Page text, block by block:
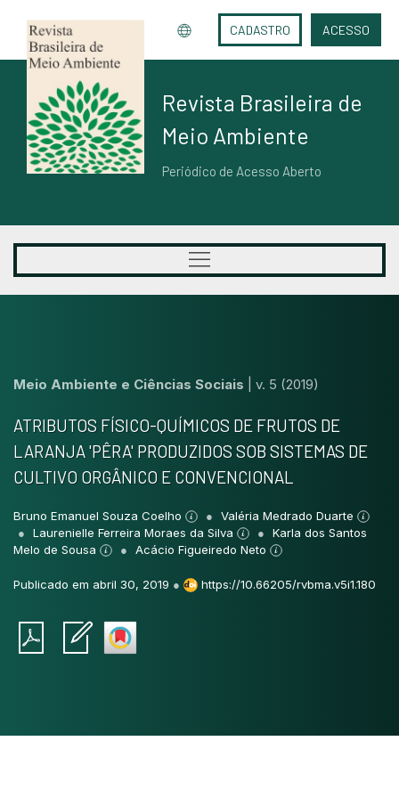
CADASTRO ACESSO
Revista Brasileira de
Meio Ambiente
Periódico de Acesso Aberto
Meio Ambiente e Ciências Sociais v. 5 (2019)
ATRIBUTOS FÍSICO-QUÍMICOS DE FRUTOS DE
LARANJA 'PÊRA' PRODUZIDOS SOB SISTEMAS DE
CULTIVO ORGÂNICO E CONVENCIONAL
Bruno Emanuel Souza Coelho
Valéria Medrado Duarte
Laurenielle Ferreira Moraes da Silva
Karla dos Santos
Melo de Sousa
Acácio Figueiredo Neto
Publicado em abril 30, 2019 ● https://10.66205/rvbma.v5i1.180